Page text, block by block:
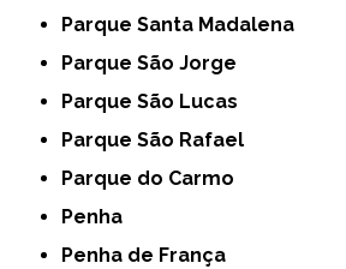
Parque Santa Madalena
Parque São Jorge
Parque São Lucas
Parque São Rafael
Parque do Carmo
Penha
Penha de França